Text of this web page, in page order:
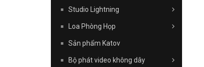
Studio Lightning
Loa Phòng Họp
Sản phẩm Katov
Bộ phát video không dây